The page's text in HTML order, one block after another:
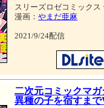
スリーズロゼコミックス
漫画： やまだ亜麻
2021/9/24配信
二次元コミックマ
異種の子を宿すまで